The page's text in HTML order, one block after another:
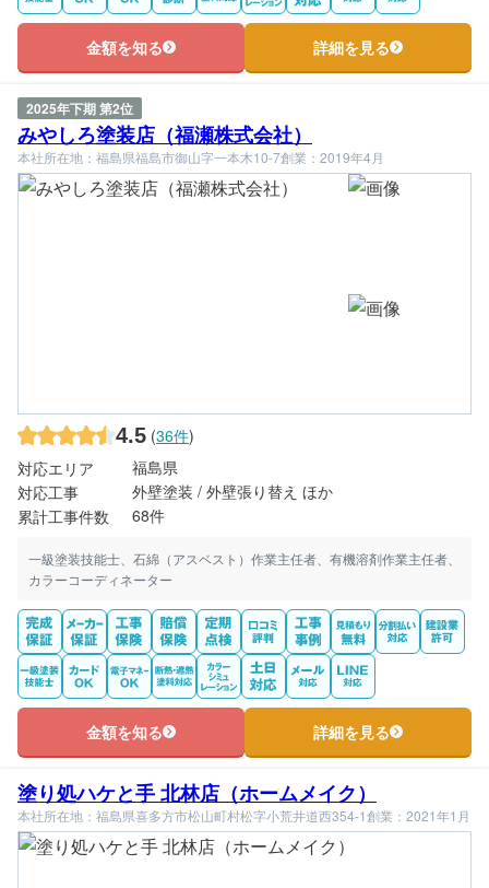
金額を知る 詳細を見る
2025年下期 第2位
みやしろ塗装店（福瀬株式会社）
本社所在地：福島県福島市御山字一本木10-7創業：2019年4月
4.5 (36件)
対応エリア
福島県
対応工事
外壁塗装 / 外壁張り替え ほか
累計工事件数
68件
一級塗装技能士、石綿（アスベスト）作業主任者、有機溶剤作業主任者、
カラーコーディネーター
金額を知る 詳細を見る
塗り処ハケと手 北林店（ホームメイク）
本社所在地：福島県喜多方市松山町村松字小荒井道西354-1創業：2021年1月